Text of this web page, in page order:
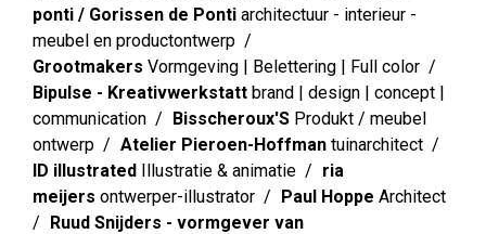
ponti / Gorissen de Ponti architectuur - interieur -
meubel en productontwerp
Grootmakers Vormgeving | Belettering | Full color
Bipulse - Kreativwerkstatt brand | design | concept |
communication
Bisscheroux'S Produkt / meubel
ontwerp
Atelier Pieroen-Hoffman tuinarchitect
ID illustrated Illustratie & animatie
ria
meijers ontwerper-illustrator Paul Hoppe Architect
Ruud Snijders - vormgever van